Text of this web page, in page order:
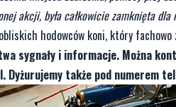
rojów pszczół. Służba
druhowie z Ochotniczej Straży